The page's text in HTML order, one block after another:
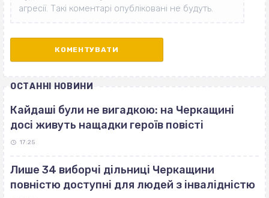
ОСТАННІ НОВИНИ
Кайдаші були не вигадкою: на Черкащині
досі живуть нащадки героїв повісті
17:25
Лише 34 виборчі дільниці Черкащини
повністю доступні для людей з інвалідністю